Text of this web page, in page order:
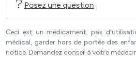
Posez une question
Ceci est un médicament, pas
médical, garder hors de portée des
notice. Demandez conseil à votre